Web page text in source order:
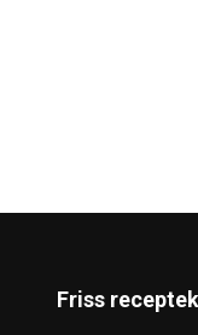
Friss receptek